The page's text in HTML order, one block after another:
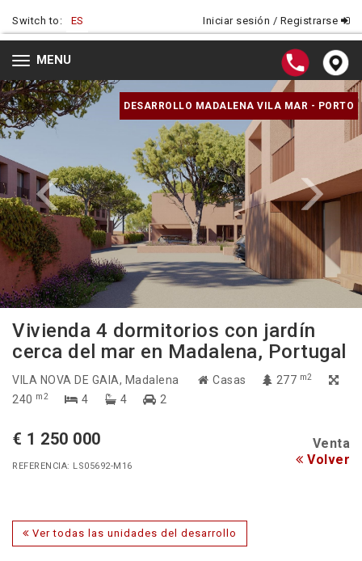
Switch to: ES Iniciar sesión / Registrarse
Toggle
navigation
MENU
DESARROLLO MADALENA VILA MAR - PORTO
Vivienda 4 dormitorios con jardín
cerca del mar en Madalena, Portugal
VILA NOVA DE GAIA, Madalena Casas 277 m2
240 m2 4 4 2
€ 1 250 000 Venta
REFERENCIA: LS05692-M16 Volver
Ver todas las unidades del desarrollo